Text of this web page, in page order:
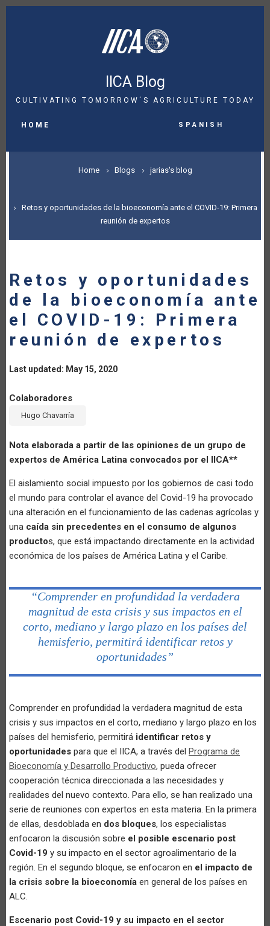
Skip
IICA Blog
CULTIVATING TOMORROW´S AGRICULTURE TODAY
NAVIGATION
HOME Spanish
BREADCRUMB
Home Blogs jarias's blog
Retos y oportunidades de la bioeconomía ante el COVID-19: Primera
reunión de expertos
Retos y oportunidades
de la bioeconomía ante
el COVID-19: Primera
reunión de expertos
Last updated: May 15, 2020
Colaboradores
Hugo Chavarría
Nota elaborada a partir de las opiniones de un grupo de
expertos de América Latina convocados por el IICA**
El aislamiento social impuesto por los gobiernos de casi todo
el mundo para controlar el avance del Covid-19 ha provocado
una alteración en el funcionamiento de las cadenas agrícolas y
una caída sin precedentes en el consumo de algunos
productos, que está impactando directamente en la actividad
económica de los países de América Latina y el Caribe.
“Comprender en profundidad la verdadera
magnitud de esta crisis y sus impactos en el
corto, mediano y largo plazo en los países del
hemisferio, permitirá identificar retos y
oportunidades”
Comprender en profundidad la verdadera magnitud de esta
crisis y sus impactos en el corto, mediano y largo plazo en los
países del hemisferio, permitirá identificar retos y
oportunidades para que el IICA, a través del Programa de
Bioeconomía y Desarrollo Productivo, pueda ofrecer
cooperación técnica direccionada a las necesidades y
realidades del nuevo contexto. Para ello, se han realizado una
serie de reuniones con expertos en esta materia. En la primera
de ellas, desdoblada en dos bloques, los especialistas
enfocaron la discusión sobre el posible escenario post
Covid-19 y su impacto en el sector agroalimentario de la
región. En el segundo bloque, se enfocaron en el impacto de
la crisis sobre la bioeconomía en general de los países en
ALC.
Escenario post Covid-19 y su impacto en el sector